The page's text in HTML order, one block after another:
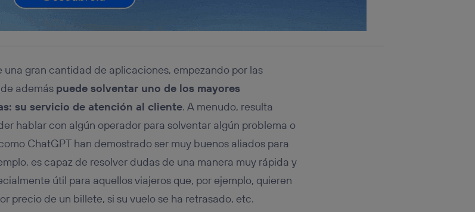
una gran cantidad de aplicaciones, empezando por las
además puede solventar uno de los mayores
su servicio de atención al cliente. A menudo, resulta
hablar con algún operador para solventar algún problema o
ChatGPT han demostrado ser muy buenos aliados para
es capaz de resolver dudas de una manera muy rápida y
útil para aquellos viajeros que, por ejemplo, quieren
precio de un billete, si su vuelo se ha retrasado, etc.